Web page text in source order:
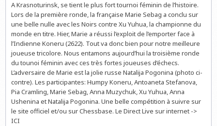
URALS
2008:
LA
RONDE
3
AUJOURD’HUI
A Krasnoturinsk, se tient le plus fort tournoi féminin de l’histoire.
Lors de la première ronde, la française Marie Sebag a conclu sur
une belle nulle avec les Noirs contre Xu Yuhua, la championne du
monde en titre. Hier, Marie a réussi l’exploit de l’emporter face à
l’Indienne Koneru (2622). Tout va donc bien pour notre meilleure
joueuse tricolore. Nous entamons aujourd’hui la troisième ronde
du tounoi féminin avec ces très fortes joueuses d’échecs.
L’adversaire de Marie est la jolie russe Natalija Pogonina (photo ci-
contre). Les participantes: Humpy Koneru, Antoaneta Stefanova,
Pia Cramling, Marie Sebag, Anna Muzychuk, Xu Yuhua, Anna
Ushenina et Natalija Pogonina. Une belle compétition à suivre sur
le site officiel et/ou sur Chessbase. Le Direct Live sur internet ->
ICI